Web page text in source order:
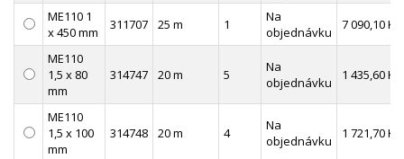
ME110 1
x 450 mm
311707 25 m 1
Na
objednávku
7 090,10 Kč
ME110
1,5 x 80
mm
314747 20 m 5
Na
objednávku
1 435,60 Kč
ME110
1,5 x 100
mm
314748 20 m 4
Na
objednávku
1 721,70 Kč